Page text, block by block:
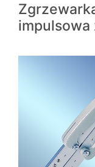
impulsowa